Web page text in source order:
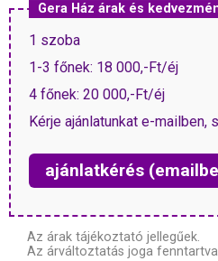
Gera Ház árak és
1 szoba
1-3 főnek: 18 000,-Ft/éj
4 főnek: 20 000,-Ft/éj
Kérje ajánlatunkat e-mailben,
ajánlatkérés
Az árak tájékoztató jellegűek.
Az árváltoztatás joga